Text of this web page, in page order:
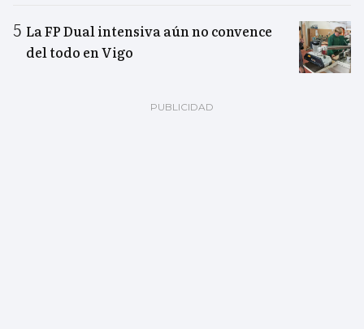
La FP Dual intensiva aún no convence
del todo en Vigo